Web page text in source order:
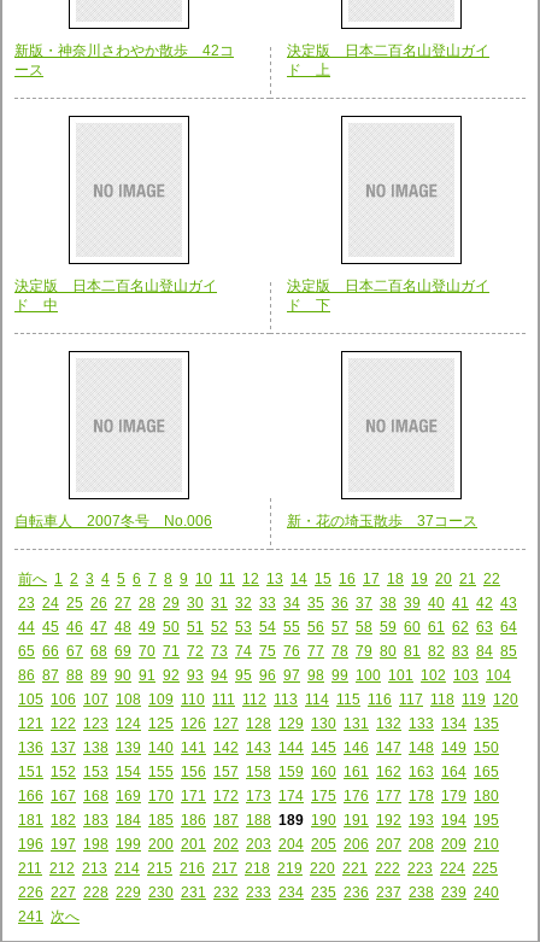
新版・神奈川さわやか散歩 42コ
ース
決定版 日本二百名山登山ガイ
ド 上
決定版 日本二百名山登山ガイ
ド 中
決定版 日本二百名山登山ガイ
ド 下
自転車人 2007冬号 No.006 新・花の埼玉散歩 37コース
前へ 1 2 3 4 5 6 7 8 9 10 11 12 13 14 15 16 17 18 19 20 21
22
23 24 25 26 27 28 29 30 31 32 33 34 35 36 37 38 39 40 41 42 43
44 45 46 47 48 49 50 51 52 53 54 55 56 57 58 59 60 61 62 63 64
65 66 67 68 69 70 71 72 73 74 75 76 77 78 79 80 81 82 83 84 85
86 87 88 89 90 91 92 93 94 95 96 97 98 99 100 101 102 103 104
105 106 107 108 109 110 111 112 113 114 115 116 117 118 119 120
121
122 123 124 125 126 127 128 129 130 131 132 133 134 135
136 137 138 139 140 141 142 143 144 145 146 147 148 149 150
151
152 153 154 155 156 157 158 159 160 161 162 163 164 165
166 167 168 169 170 171 172 173 174 175 176 177 178 179 180
181
182 183 184 185 186 187 188 189 190 191 192 193 194 195
196 197 198 199 200 201 202 203 204 205 206 207 208 209 210
211
212 213 214 215 216 217 218 219 220 221 222 223 224 225
226 227 228 229 230 231 232 233 234 235 236 237 238 239 240
241
次へ